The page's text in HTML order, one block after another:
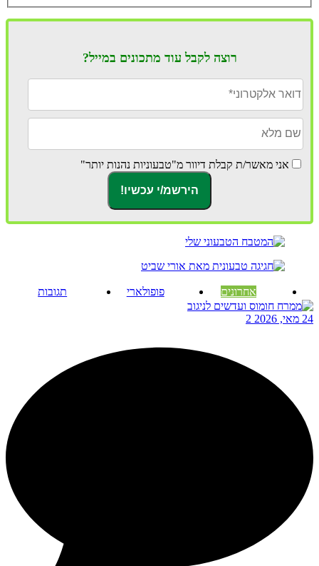
רוצה לקבל עוד מתכונים במייל?
אני מאשר/ת קבלת דיוור מ"טבעוניות נהנות יותר"
אחרונים פופולארי תגובות
24 מאי, 2026 2